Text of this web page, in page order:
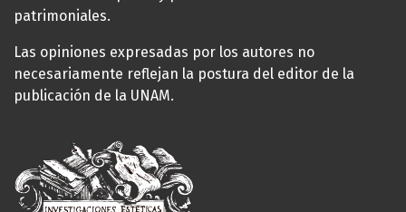
patrimoniales.
Las opiniones expresadas por los autores no
necesariamente reflejan la postura del editor de la
publicación de la UNAM.